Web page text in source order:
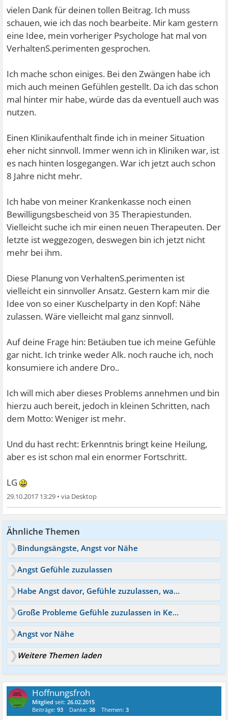
vielen Dank für deinen tollen Beitrag. Ich muss
schauen, wie ich das noch bearbeite. Mir kam gestern
eine Idee, mein vorheriger Psychologe hat mal von
VerhaltenS.perimenten gesprochen.
Ich mache schon einiges. Bei den Zwängen habe ich
mich auch meinen Gefühlen gestellt. Da ich das schon
mal hinter mir habe, würde das da eventuell auch was
nutzen.
Einen Klinikaufenthalt finde ich in meiner Situation
eher nicht sinnvoll. Immer wenn ich in Kliniken war, ist
es nach hinten losgegangen. War ich jetzt auch schon
8 Jahre nicht mehr.
Ich habe von meiner Krankenkasse noch einen
Bewilligungsbescheid von 35 Therapiestunden.
Vielleicht suche ich mir einen neuen Therapeuten. Der
letzte ist weggezogen, deswegen bin ich jetzt nicht
mehr bei ihm.
Diese Planung von VerhaltenS.perimenten ist
vielleicht ein sinnvoller Ansatz. Gestern kam mir die
Idee von so einer Kuschelparty in den Kopf: Nähe
zulassen. Wäre vielleicht mal ganz sinnvoll.
Auf deine Frage hin: Betäuben tue ich meine Gefühle
gar nicht. Ich trinke weder Alk. noch rauche ich, noch
konsumiere ich andere Dro..
Ich will mich aber dieses Problems annehmen und bin
hierzu auch bereit, jedoch in kleinen Schritten, nach
dem Motto: Weniger ist mehr.
Und du hast recht: Erkenntnis bringt keine Heilung,
aber es ist schon mal ein enormer Fortschritt.
LG
29.10.2017 13:29 •
Ähnliche Themen
Bindungsängste, Angst vor Nähe
Angst Gefühle zuzulassen
Habe Angst davor, Gefühle zuzulassen, was kann ich tun?
Große Probleme Gefühle zuzulassen in Kennenlernphase
Angst vor Nähe
Weitere Themen laden
Hoffnungsfroh
Mitglied seit:26.02.2015
Beiträge:93 Danke:38 Themen:3